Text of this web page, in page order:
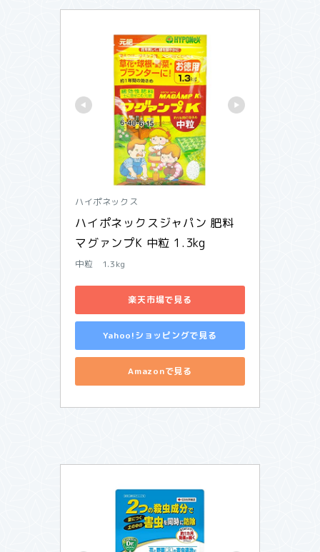
ハイポネックス
ハイポネックスジャパン 肥料
マグァンプK 中粒 1.3kg
中粒 1.3kg
楽天市場で見る
Yahoo!ショッピングで見る
Amazonで見る